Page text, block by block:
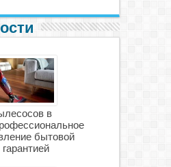
в
бытовой